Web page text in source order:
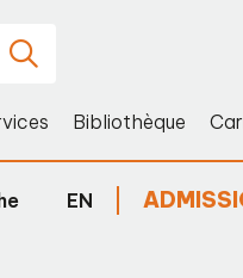
Bibliothèque
EN